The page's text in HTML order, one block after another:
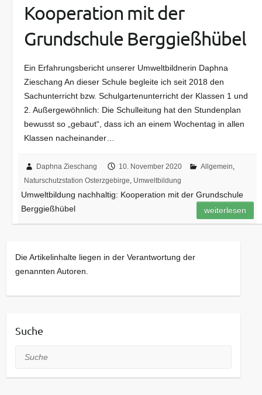
Kooperation mit der
Grundschule Berggießhübel
Ein Erfahrungsbericht unserer Umweltbildnerin Daphna
Zieschang An dieser Schule begleite ich seit 2018 den
Sachunterricht bzw. Schulgartenunterricht der Klassen 1 und
2. Außergewöhnlich: Die Schulleitung hat den Stundenplan
bewusst so „gebaut“, dass ich an einem Wochentag in allen
Klassen nacheinander…
Daphna Zieschang 10. November 2020 Allgemein
Naturschutzstation Osterzgebirge Umweltbildung
Umweltbildung nachhaltig: Kooperation mit der Grundschule
Berggießhübel
weiterlesen
Die Artikelinhalte liegen in der Verantwortung der
genannten Autoren.
Suche
Suche